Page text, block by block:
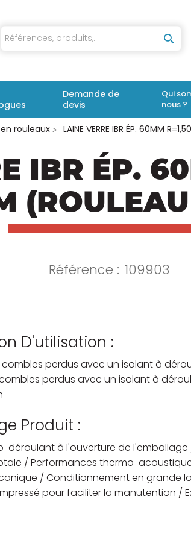
Demande de
devis
Qui
nous ?
rouleaux LAINE VERRE IBR ÉP. 60MM
IBR ÉP.
Référence : 109903
D'utilisation :
perdus avec un isolant à
perdus avec un isolant à
Produit :
déroulant à l'ouverture de l'emballage
/ Performances thermo-
/ Conditionnement en grande
pour faciliter la manutention /